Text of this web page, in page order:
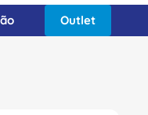
Outlet